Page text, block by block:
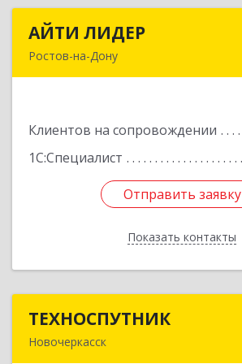
АЙТИ ЛИДЕР
Ростов-на-Дону
Клиентов на сопровождении
1С:Специалист
Отправить заявку
Показать контакты
Отправить заявку
Назад
ТЕХНОСПУТНИК
Новочеркасск